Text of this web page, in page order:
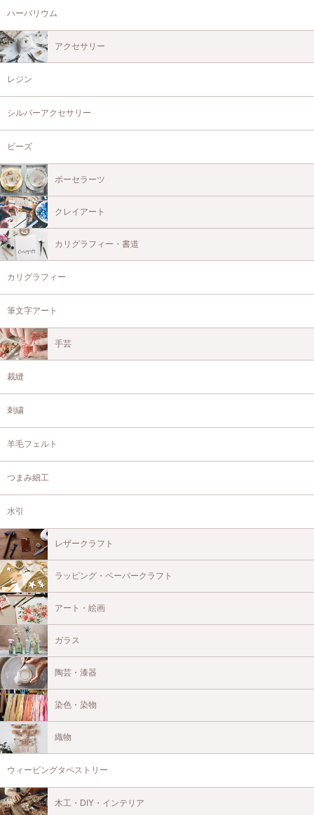
ハーバリウム
アクセサリー
レジン
シルバーアクセサリー
ビーズ
ポーセラーツ
クレイアート
カリグラフィー・書道
カリグラフィー
筆文字アート
手芸
裁縫
刺繍
羊毛フェルト
つまみ細工
水引
レザークラフト
ラッピング・ペーパークラフト
アート・絵画
ガラス
陶芸・漆器
染色・染物
織物
ウィービングタペストリー
木工・DIY・インテリア